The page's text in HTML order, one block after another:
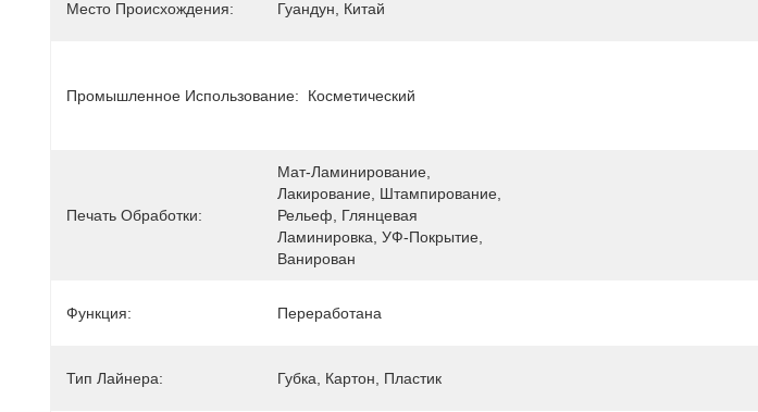
Место Происхождения: Гуандун, Китай
Промышленное Использование: Косметический
Печать Обработки:
Мат-Ламинирование,
Лакирование, Штампирование,
Рельеф, Глянцевая
Ламинировка, УФ-Покрытие,
Ванирован
Функция: Переработана
Тип Лайнера: Губка, Картон, Пластик